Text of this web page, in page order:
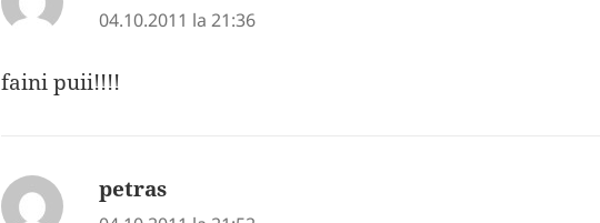
04.10.2011 la 21:36
faini puii!!!!
petras